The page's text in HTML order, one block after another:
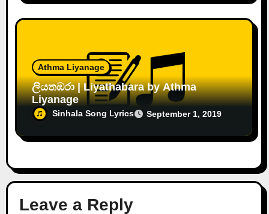
Athma Liyanage
ලියතඹරා | Liyathabara by Athma
Liyanage
Sinhala Song Lyrics September 1, 2019
Leave a Reply